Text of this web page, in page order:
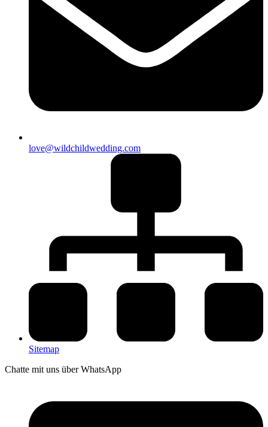
love@wildchildwedding.com
Sitemap
Chatte mit uns über WhatsApp